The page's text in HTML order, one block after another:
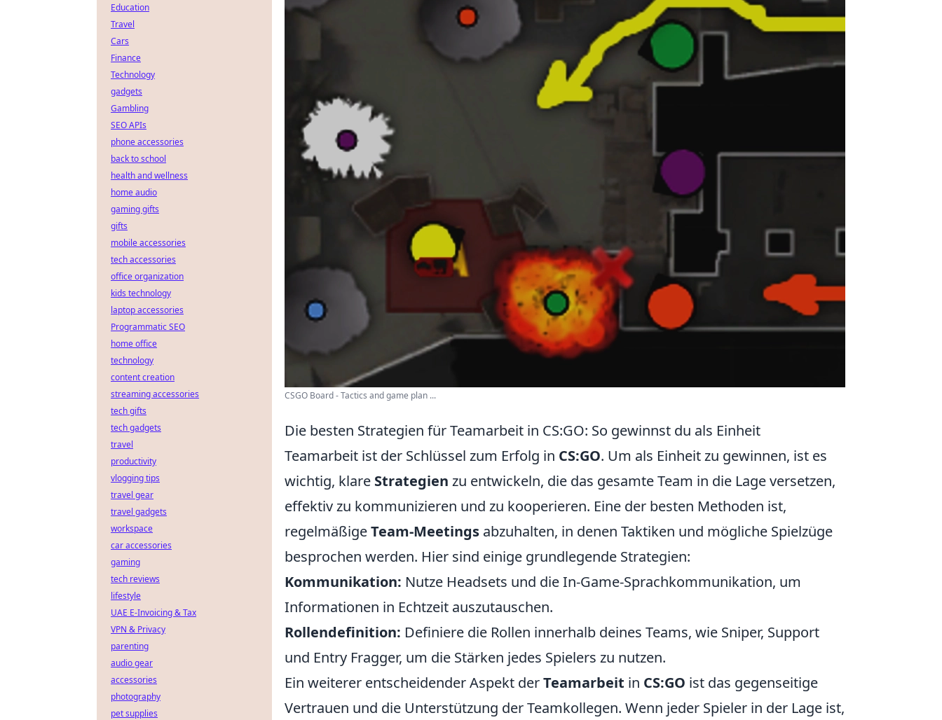
CSGO Board - Tactics and game plan ...
Die besten Strategien für Teamarbeit in CS:GO: So gewinnst du als Einheit
Teamarbeit ist der Schlüssel zum Erfolg in CS:GO. Um als Einheit zu gewinnen, ist es
wichtig, klare Strategien zu entwickeln, die das gesamte Team in die Lage versetzen,
effektiv zu kommunizieren und zu kooperieren. Eine der besten Methoden ist,
regelmäßigeTeam-Meetings abzuhalten, in denen Taktiken und mögliche Spielzüge
besprochen werden. Hier sind einige grundlegende Strategien:
Kommunikation: Nutze Headsets und die In-Game-Sprachkommunikation, um
Informationen in Echtzeit auszutauschen.
Rollendefinition: Definiere die Rollen innerhalb deines Teams, wie Sniper, Support
und Entry Fragger, um die Stärken jedes Spielers zu nutzen.
Ein weiterer entscheidender Aspekt derTeamarbeit in CS:GO ist das gegenseitige
Vertrauen und die Unterstützung der Teamkollegen. Wenn jeder Spieler in der Lage ist,
Education
Travel
Cars
Finance
Technology
gadgets
Gambling
SEO APIs
phone accessories
back to school
health and wellness
home audio
gaming gifts
gifts
mobile accessories
tech accessories
office organization
kids technology
laptop accessories
Programmatic SEO
home office
technology
content creation
streaming accessories
tech gifts
tech gadgets
travel
productivity
vlogging tips
travel gear
travel gadgets
workspace
car accessories
gaming
tech reviews
lifestyle
UAE E-Invoicing & Tax
VPN & Privacy
parenting
audio gear
accessories
photography
pet supplies